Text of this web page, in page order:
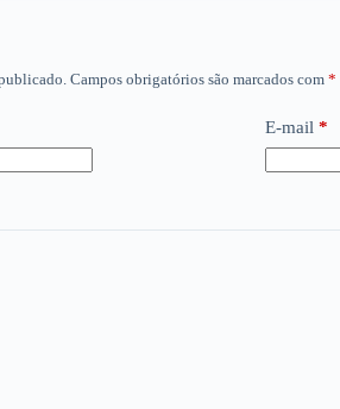
Campos obrigatórios são marcados com *
E-mail *